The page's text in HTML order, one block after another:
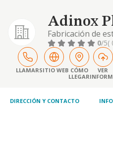
Adinox
Fabricación de
componentes y
presión, grandes
de metal
0/5(
LLAMARSITIO WEB CÓMO
LLEGAR
VER
DIRECCIÓN Y CONTACTO